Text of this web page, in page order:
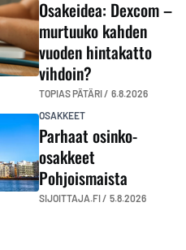
Osakeidea: Dexcom –
murtuuko kahden
vuoden hintakatto
vihdoin?
TOPIAS PÄTÄRI / 6.8.2026
OSAKKEET
Parhaat osinko-
osakkeet
Pohjoismaista
SIJOITTAJA.FI / 5.8.2026